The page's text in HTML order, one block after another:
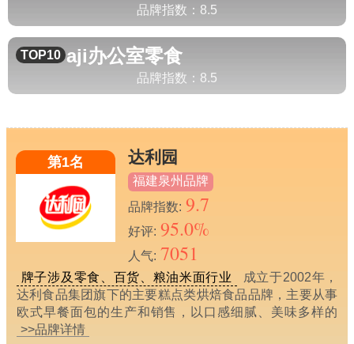
品牌指数： 8.5
TOP10 aji办公室零食
品牌指数： 8.5
第1名 达利园
福建泉州品牌
品牌指数: 9.7
好评: 95.0%
人气: 7051
牌子涉及零食、百货、粮油米面行业
成立于2002年，
达利食品集团旗下的主要糕点类烘焙食品品牌，主要从事
欧式早餐面包的生产和销售，以口感细腻、美味多样的
>>品牌详情